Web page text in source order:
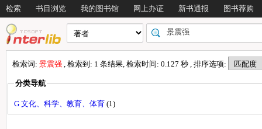
检索 书目浏览 我的图书馆 网上办证 新书通报 图书荐购
检索词: 景震强 , 检索到: 1 条结果, 检索时间: 0.127 秒 , 排序选项:
分类导航
G 文化、科学、教育、体育 (1)